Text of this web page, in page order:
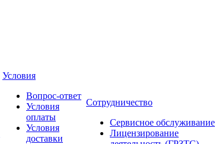
Условия
Вопрос-ответ
Условия
оплаты
Условия
доставки
Сотрудничество
Сервисное обслуживание
Лицензирование